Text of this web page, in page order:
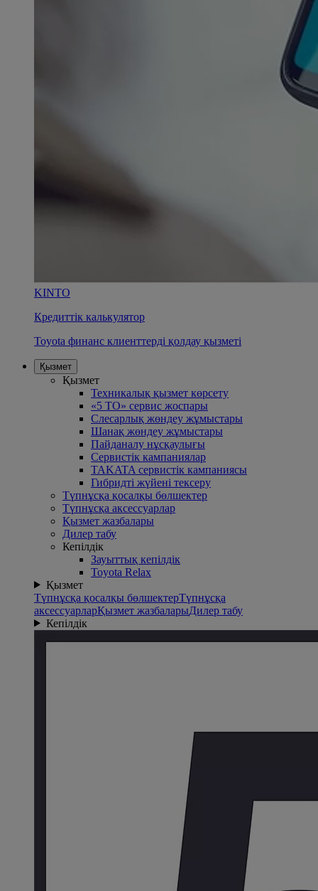
KINTO
Кредиттік калькулятор
Toyota финанс клиенттерді қолдау қызметі
Қызмет
Қызмет
Техникалық қызмет көрсету
«5 ТО» сервис жоспары
Слесарлық жөндеу жұмыстары
Шанақ жөндеу жұмыстары
Пайданалу нұсқаулығы
Сервистік кампаниялар
TAKATA сервистік кампаниясы
Гибридті жүйені тексеру
Түпнұсқа қосалқы бөлшектер
Түпнұсқа аксессуарлар
Қызмет жазбалары
Дилер табу
Кепiлдiк
Зауыттық кепілдік
Toyota Relax
Қызмет
Түпнұсқа қосалқы бөлшектерТүпнұсқа
аксессуарларҚызмет жазбаларыДилер табу
Кепiлдiк